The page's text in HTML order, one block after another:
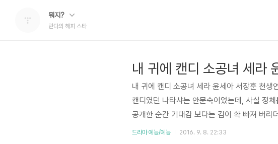
뭐지?
란다의 해피 스타
내 귀에 캔디 소공녀 세라
내 귀에 캔디 소공녀 세라 윤세아 서장훈 천생
캔디였던 나타샤는 안문숙이었는데, 사실 정
공개한 순간 기대감 보다는 김이 확 빠져 버리
을 그대로 보여줬다면 좀더 진심으로 다가왔
드라마 예능/예능 2016. 9. 8. 22:33